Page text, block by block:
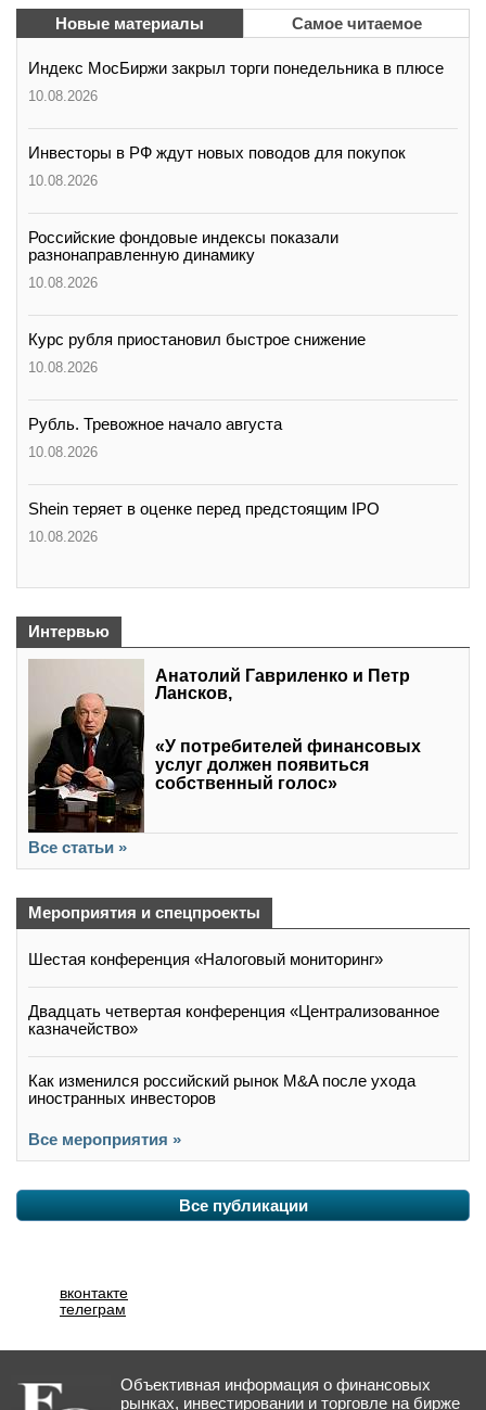
Новые материалы Самое читаемое
Индекс МосБиржи закрыл торги понедельника в плюсе
10.08.2026
Инвесторы в РФ ждут новых поводов для покупок
10.08.2026
Российские фондовые индексы показали
разнонаправленную динамику
10.08.2026
Курс рубля приостановил быстрое снижение
10.08.2026
Рубль. Тревожное начало августа
10.08.2026
Shein теряет в оценке перед предстоящим IPO
10.08.2026
Интервью
Анатолий Гавриленко и Петр
Лансков,
«У потребителей финансовых
услуг должен появиться
собственный голос»
Все статьи »
Мероприятия и спецпроекты
Шестая конференция «Налоговый мониторинг»
Двадцать четвертая конференция «Централизованное
казначейство»
Как изменился российский рынок M&A после ухода
иностранных инвесторов
Все мероприятия »
Все публикации
вконтакте
телеграм
Объективная информация о финансовых
рынках, инвестировании и торговле на бирже